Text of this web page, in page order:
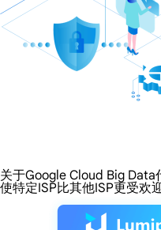
关于Google Cloud Big Data
使特定ISP比其他ISP更受欢